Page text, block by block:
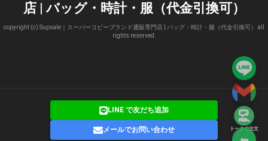
トークで注文
店 | バッグ・時計・服（代金引換可）
copyright (c) Supsale｜スーパーコピーブランド通販専門店 | バッグ・時計・服（代金引換可） all
rights reserved.
LINE で友だち追加
メールでお問い合わせ